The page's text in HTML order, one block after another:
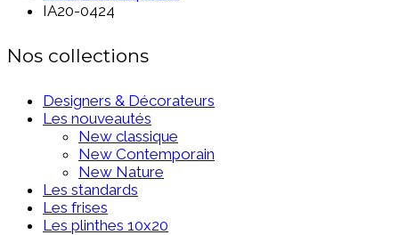
IA20-0424
Nos collections
Designers & Décorateurs
Les nouveautés
New classique
New Contemporain
New Nature
Les standards
Les frises
Les plinthes 10x20